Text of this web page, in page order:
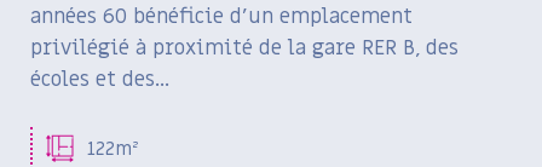
années 60 bénéficie d'un emplacement
privilégié à proximité de la gare RER B, des
écoles et des...
122m²